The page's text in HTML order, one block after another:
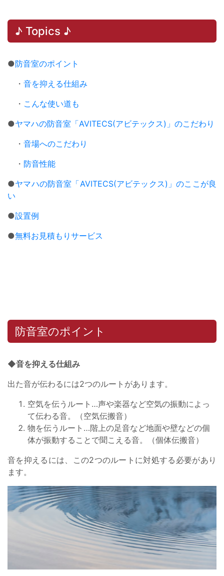
♪ Topics ♪
●防音室のポイント
・ 音を抑える仕組み
・ こんな使い道も
●ヤマハの防音室「AVITECS(アビテックス)」のこだわり
・ 音場へのこだわり
・ 防音性能
●ヤマハの防音室「AVITECS(アビテックス)」のここが良
い
●設置例
●無料お見積もりサービス
防音室のポイント
◆音を抑える仕組み
出た音が伝わるには2つのルートがあります。
空気を伝うルート…声や楽器など空気の振動によっ
て伝わる音。（空気伝搬音）
物を伝うルート…階上の足音など地面や壁などの個
体が振動することで聞こえる音。（個体伝搬音）
音を抑えるには、この2つのルートに対処する必要があり
ます。